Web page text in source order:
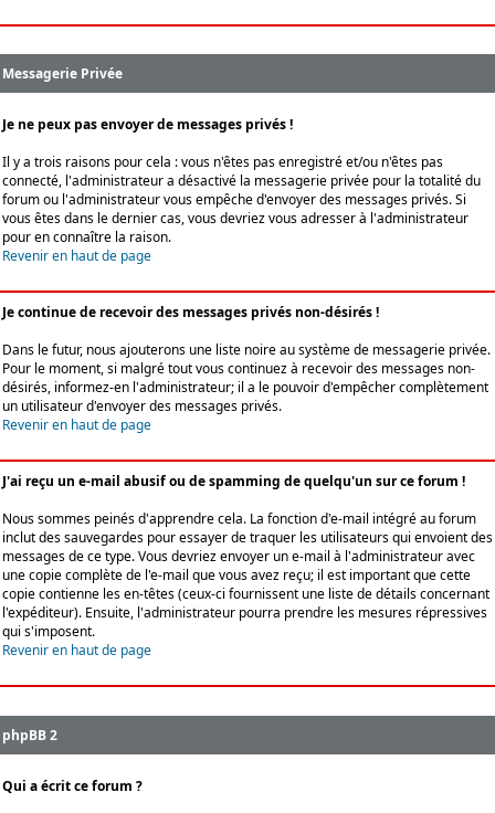
Messagerie Privée
Je ne peux pas envoyer de messages privés !
Il y a trois raisons pour cela : vous n'êtes pas enregistré et/ou n'êtes pas
connecté, l'administrateur a désactivé la messagerie privée pour la totalité du
forum ou l'administrateur vous empêche d'envoyer des messages privés. Si
vous êtes dans le dernier cas, vous devriez vous adresser à l'administrateur
pour en connaître la raison.
Revenir en haut de page
Je continue de recevoir des messages privés non-désirés !
Dans le futur, nous ajouterons une liste noire au système de messagerie privée.
Pour le moment, si malgré tout vous continuez à recevoir des messages non-
désirés, informez-en l'administrateur; il a le pouvoir d'empêcher complètement
un utilisateur d'envoyer des messages privés.
Revenir en haut de page
J'ai reçu un e-mail abusif ou de spamming de quelqu'un sur ce forum !
Nous sommes peinés d'apprendre cela. La fonction d'e-mail intégré au forum
inclut des sauvegardes pour essayer de traquer les utilisateurs qui envoient des
messages de ce type. Vous devriez envoyer un e-mail à l'administrateur avec
une copie complète de l'e-mail que vous avez reçu; il est important que cette
copie contienne les en-têtes (ceux-ci fournissent une liste de détails concernant
l'expéditeur). Ensuite, l'administrateur pourra prendre les mesures répressives
qui s'imposent.
Revenir en haut de page
phpBB 2
Qui a écrit ce forum ?